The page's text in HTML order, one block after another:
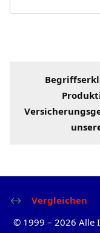
Vergleichen
© 1999 – 2026 Alle